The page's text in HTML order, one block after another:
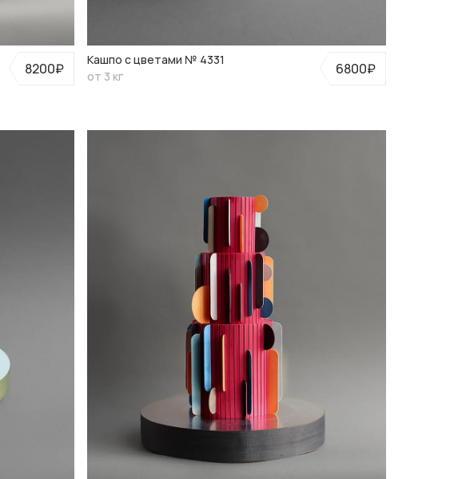
8200₽
Кашпо с цветами № 4331
от 3 кг
6800₽